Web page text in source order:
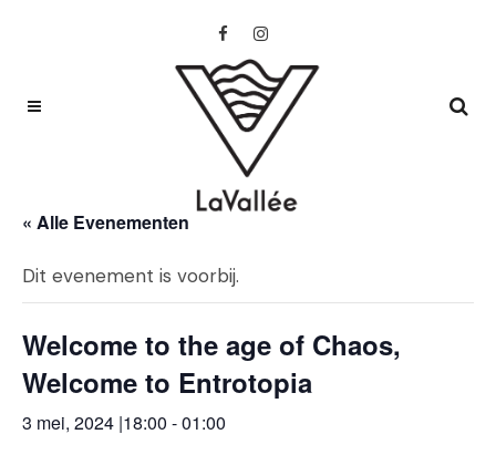
« Alle Evenementen
Dit evenement is voorbij.
Welcome to the age of Chaos,
Welcome to Entrotopia
3 mei, 2024 |18:00 -01:00